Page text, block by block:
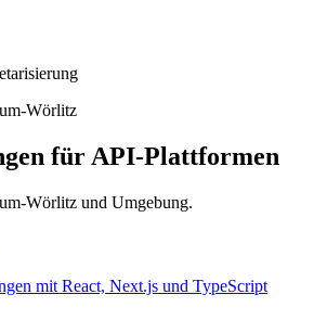
Wörlitz
für API-Plattformen
Wörlitz und Umgebung.
mit React, Next.js und TypeScript